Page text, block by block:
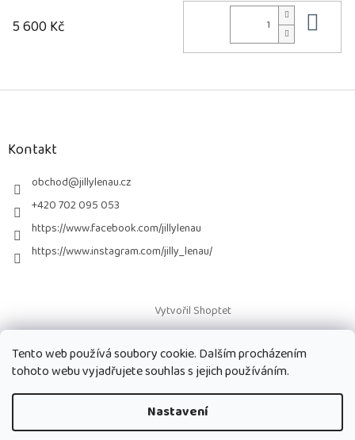
Tento web používá soubory cookie. Dalším procházením
tohoto webu vyjadřujete souhlas s jejich používáním.
Nastavení
5 600 Kč
Z
Kontakt
obchod@jillylenau.cz
+420 702 095 053
https://www.facebook.com/jillylenau
https://www.instagram.com/jilly_lenau/
Vytvořil Shoptet
Copyright 2026Paruky Jilly Lenau s.r.o.. Všechna práva vyhrazena.